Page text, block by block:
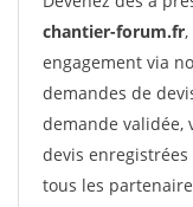
chantier-forum.fr
engagement via
demandes de
demande validée,
devis
tous les